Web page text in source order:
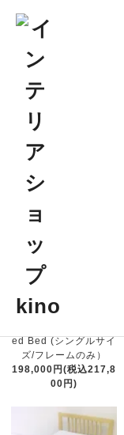
ed Bed (シングルサイ
ズ/フレームのみ）
198,000円(税込217,8
00円)